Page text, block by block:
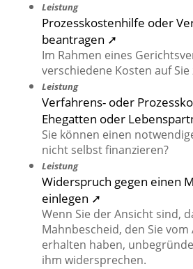
Leistung
Prozesskostenhilfe oder
beantragen ➚
Im Rahmen eines
verschiedene Kosten auf Sie
Leistung
Verfahrens- oder
Ehegatten oder
Sie können einen
nicht selbst finanzieren?
Leistung
Widerspruch gegen einen
einlegen ➚
Wenn Sie der Ansicht sind,
Mahnbescheid, den Sie
erhalten haben,
ihm widersprechen.